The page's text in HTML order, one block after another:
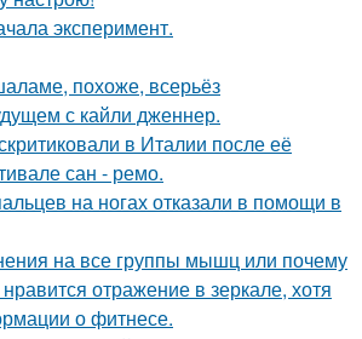
эксперимент.
похоже, всерьёз
с кайли дженнер.
в Италии после её
сан - ремо.
на ногах отказали в помощи в
на все группы мышц или почему
отражение в зеркале, хотя
о фитнесе.